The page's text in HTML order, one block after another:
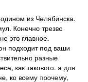
из Челябинска.
Конечно трезво
это главное.
подходит под ваши
разные
как такового. а для
ко всему прочему,